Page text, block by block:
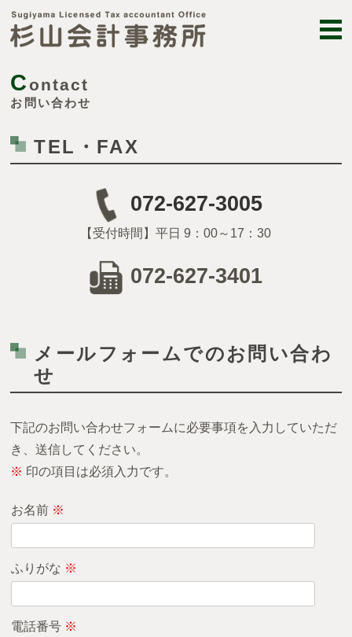
Contact
お問い合わせ
TEL・FAX
072-627-3005
【受付時間】平日 9：00～17：30
072-627-3401
メールフォームでのお問い合わ
せ
下記のお問い合わせフォームに必要事項を入力していただ
き、送信してください。
※ 印の項目は必須入力です。
お名前 ※
ふりがな ※
電話番号 ※